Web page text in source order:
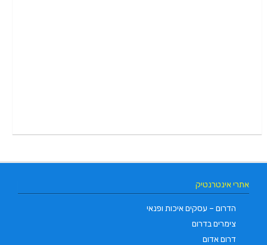
אתרי אינטרנטיק
הדרום – עסקים איכות ופנאי
צימרים בדרום
דרום אדום